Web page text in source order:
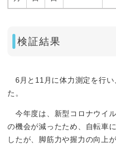
検証結果
6月と11月に体力測定を行い
た。
今年度は、新型コロナウイ
の機会が減ったため、自転車
したが、脚筋力や握力の向上